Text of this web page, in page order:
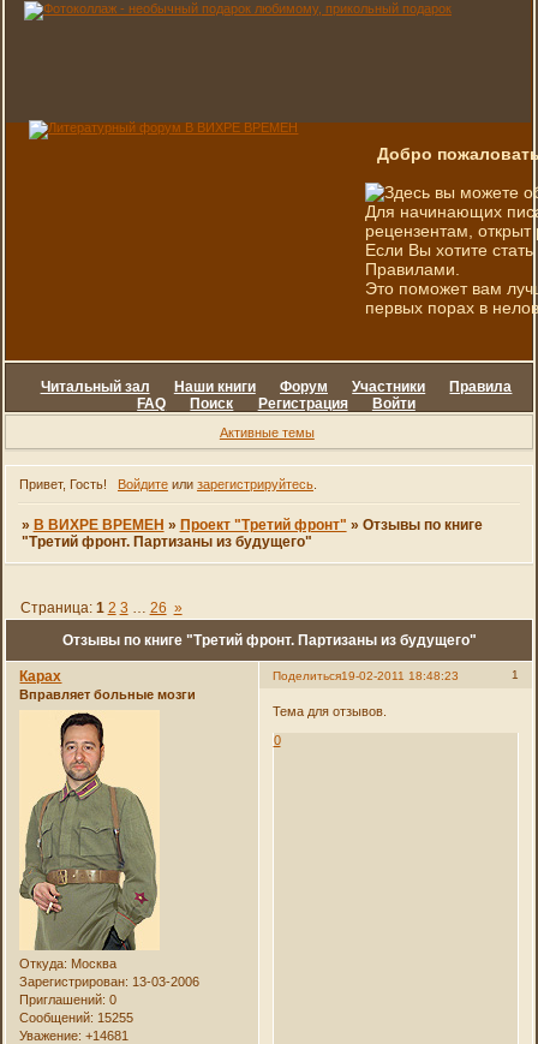
Добро
Здесь вы можете
Для начинающих
рецензентам, открыт
Если Вы хотите
Правилами.
Это поможет вам
первых порах в
Читальный зал Наши книги Форум Участники
Правила
FAQ
Поиск Регистрация Войти
Активные темы
Привет, Гость! Войдитеили зарегистрируйтесь.
» В ВИХРЕ ВРЕМЕН » Проект "Третий фронт" » Отзывы по книге
"Третий фронт. Партизаны из будущего"
Отзывы по книге "Третий фронт. Партизаны из будущего"
Страница: 1 2 3 … 26 »
Поделиться 1
19-02-2011 18:48:23
Карах
Вправляет больные мозги
Откуда: Москва
Зарегистрирован: 13-03-2006
Приглашений: 0
Сообщений: 15255
Уважение: +14681
Тема для отзывов.
0